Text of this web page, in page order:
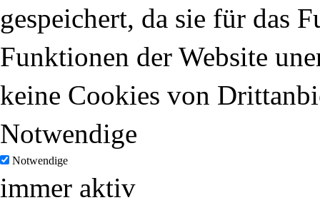
gespeichert, da sie für das
Funktionen der Website
keine Cookies von
Notwendige
Notwendige
immer aktiv